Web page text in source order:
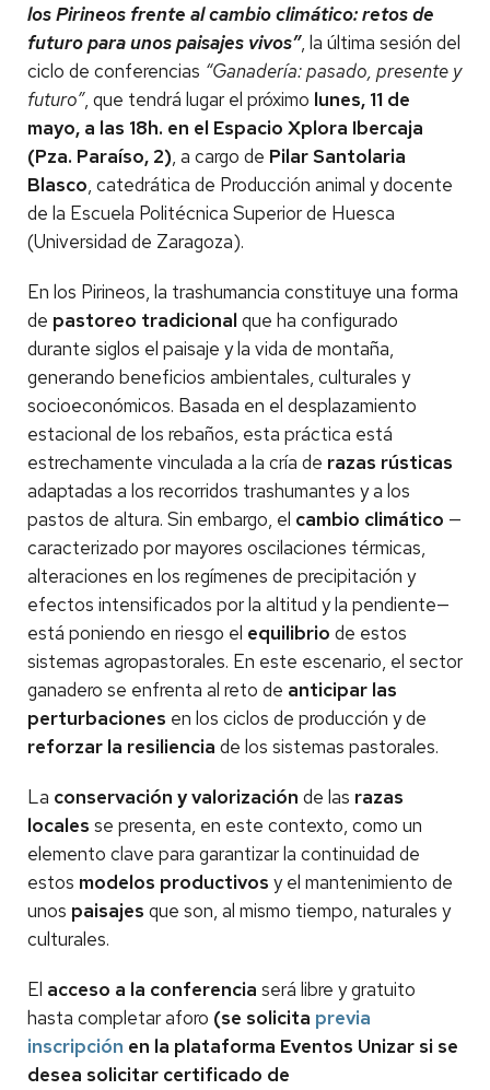
los Pirineos frente al cambio climático: retos de
futuro para unos paisajes vivos”, la última sesión del
ciclo de conferencias “Ganadería: pasado, presente y
futuro”, que tendrá lugar el próximo lunes, 11 de
mayo, a las 18h. en el Espacio Xplora Ibercaja
(Pza. Paraíso, 2), a cargo de Pilar Santolaria
Blasco, catedrática de Producción animal y docente
de la Escuela Politécnica Superior de Huesca
(Universidad de Zaragoza).
En los Pirineos, la trashumancia constituye una forma
de pastoreo tradicional que ha configurado
durante siglos el paisaje y la vida de montaña,
generando beneficios ambientales, culturales y
socioeconómicos. Basada en el desplazamiento
estacional de los rebaños, esta práctica está
estrechamente vinculada a la cría de razas rústicas
adaptadas a los recorridos trashumantes y a los
pastos de altura. Sin embargo, el cambio climático —
caracterizado por mayores oscilaciones térmicas,
alteraciones en los regímenes de precipitación y
efectos intensificados por la altitud y la pendiente—
está poniendo en riesgo el equilibrio de estos
sistemas agropastorales. En este escenario, el sector
ganadero se enfrenta al reto de anticipar las
perturbaciones en los ciclos de producción y de
reforzar la resiliencia de los sistemas pastorales.
La conservación y valorización de las razas
locales se presenta, en este contexto, como un
elemento clave para garantizar la continuidad de
estos modelos productivos y el mantenimiento de
unos paisajes que son, al mismo tiempo, naturales y
culturales.
El acceso a la conferencia será libre y gratuito
hasta completar aforo (se solicita previa
inscripción en la plataforma Eventos Unizar si se
desea solicitar certificado de